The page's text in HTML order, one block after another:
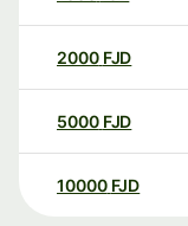
2000 FJD
5000 FJD
10000 FJD